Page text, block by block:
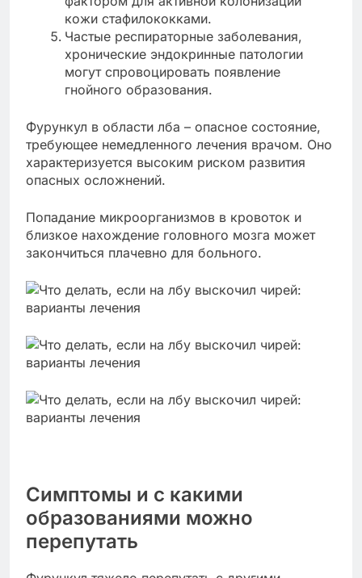
кожи стафилококками.
Частые респираторные заболевания,
хронические эндокринные патологии
могут спровоцировать появление
гнойного образования.
Фурункул в области лба – опасное состояние,
требующее немедленного лечения врачом. Оно
характеризуется высоким риском развития
опасных осложнений.
Попадание микроорганизмов в кровоток и
близкое нахождение головного мозга может
закончиться плачевно для больного.
Симптомы и с какими
образованиями можно
перепутать